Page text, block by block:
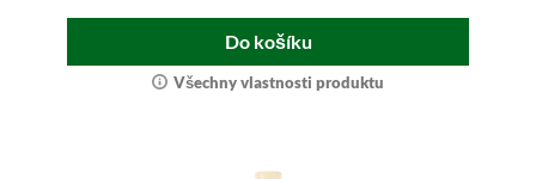
Do košíku
Všechny vlastnosti produktu